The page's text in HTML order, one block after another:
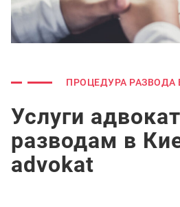
ПРОЦЕДУРА РАЗВОДА
Услуги
разводам в
advokat